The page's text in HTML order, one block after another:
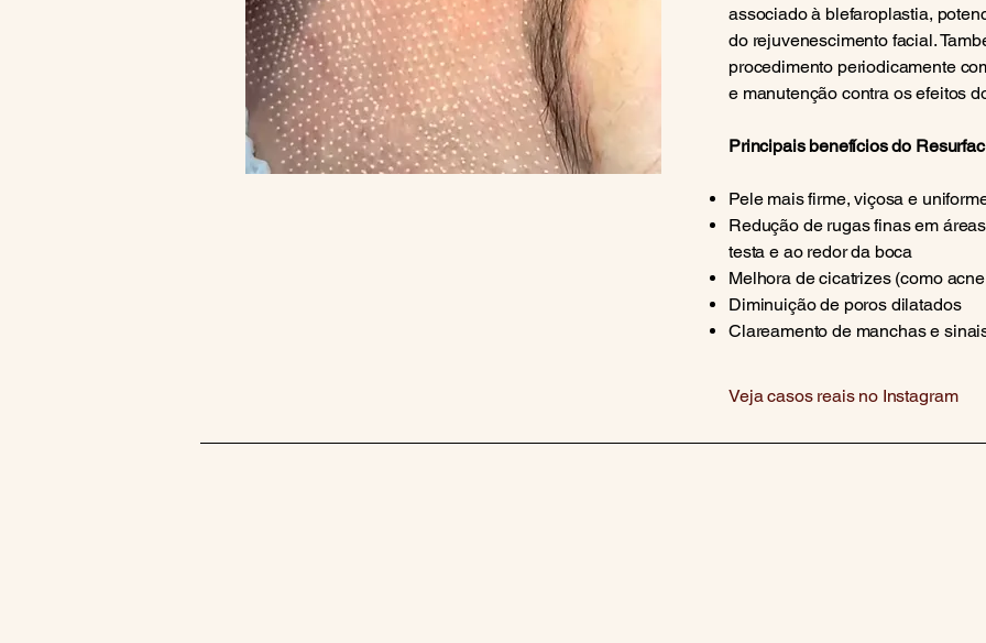
associado à blefaroplastia,
do rejuvenescimento facial.
procedimento periodicamente
e manutenção contra os efeitos
Principais benefícios do
Pele mais firme, viçosa e
Redução de rugas finas em
testa e ao redor da boca
Melhora de cicatrizes (como
Diminuição de poros dilatados
Clareamento de manchas e
Veja casos reais no Instagram